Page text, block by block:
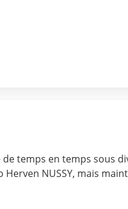
temps en temps sous
NUSSY, mais